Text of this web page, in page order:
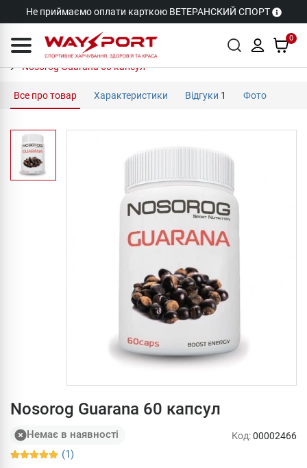
Не приймаємо оплати карткою ВЕТЕРАНСКИЙ СПОРТ
0
Nosorog Guarana 60 капсул
Все про товар Характеристики Відгуки 1 Фото
Nosorog Guarana 60 капсул
Немає в наявності
(1)
Код:00002466